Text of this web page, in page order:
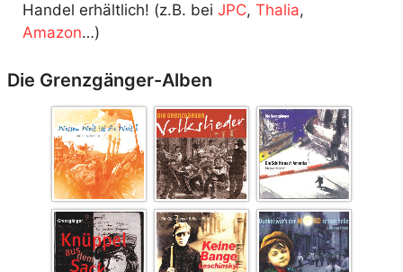
Handel erhältlich! (z.B. bei JPC, Thalia,
Amazon…)
Die Grenzgänger-Alben